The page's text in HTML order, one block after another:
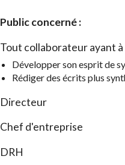
Public concerné :
Tout collaborateur ayant à
Développer son esprit de
Rédiger des écrits plus
Directeur
Chef d'entreprise
DRH